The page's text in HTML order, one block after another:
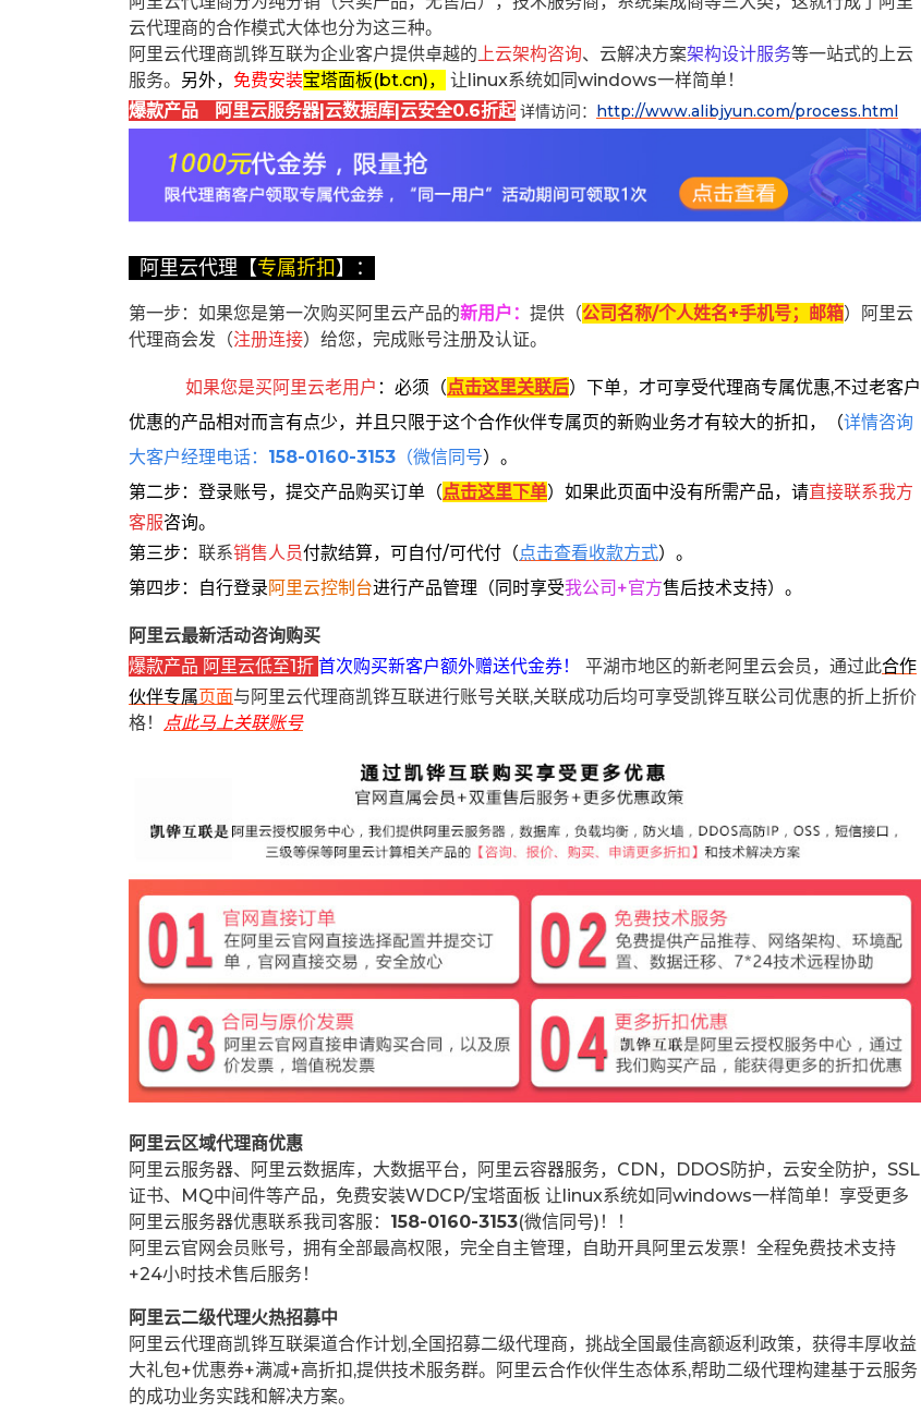
云代理商的合作模式大体也分为这三种。
阿里云代理商凯铧互联为企业客户提供卓越的上云架构咨询、云解决方案架构设计服务等一站式的上云
服务。 另外， 免费安装宝塔面板(bt.cn)，
让linux系统如同windows一样简单！
爆款产品 阿里云服务器|云数据库|云安全0.6折起 详情访问： http://www.alibjyun.com/process.html
阿里云代理【专属折扣】：
第一步：如果您是第一次购买阿里云产品的新用户 ： 提供（公司名称/个人姓名+手机号；邮箱）阿里云
代理商会发（注册连接）给您，完成账号注册及认证。
如果您是买阿里云老用户 ： 必须 （点击这里关联后） 下单， 才可享受代理商专属优惠,不过老客户
优惠的产品相对而言有点少，并且只限于这个合作伙伴专属页的新购业务才有较大的折扣，
（详情咨询
大客户经理电话： 158-0160-3153 （微信同号）。
第二步：登录账号，提交产品购买订单（点击这里下单） 如果此页面中没有所需产品，请直接联系我方
客服咨询。
第三步： 联系销售人员付款结算，可自付/可代付（点击查看收款方式）。
第四步：自行登录 阿里云控制台进行产品管理（同时享受我公司+官方售后技术支持）。
阿里云最新活动咨询购买
爆款产品 阿里云低至1折 首次购买新客户额外赠送代金券！ 平湖市地区的新老阿里云会员，通过此合作
伙伴专属页面与阿里云代理商凯铧互联进行账号关联,关联成功后均可享受凯铧互联公司优惠的折上折价
格！ 点此马上关联账号
阿里云区域代理商优惠
阿里云服务器、阿里云数据库，大数据平台，阿里云容器服务，CDN，DDOS防护，云安全防护，SSL
证书、MQ中间件等产品，免费安装WDCP/宝塔面板 让linux系统如同windows一样简单！享受更多
阿里云服务器优惠联系我司客服： 158-0160-3153(微信同号)！！
阿里云官网会员账号，拥有全部最高权限，完全自主管理，自助开具阿里云发票！全程免费技术支持
+24小时技术售后服务！
阿里云二级代理火热招募中
阿里云代理商凯铧互联渠道合作计划,全国招募二级代理商，挑战全国最佳高额返利政策，获得丰厚收益
大礼包+优惠券+满减+高折扣,提供技术服务群。阿里云合作伙伴生态体系,帮助二级代理构建基于云服务
的成功业务实践和解决方案。